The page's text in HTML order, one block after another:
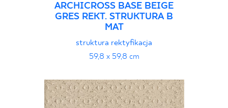
ARCHICROSS BASE BEIGE
GRES REKT. STRUKTURA B
MAT
struktura rektyfikacja
59,8 x 59,8 cm